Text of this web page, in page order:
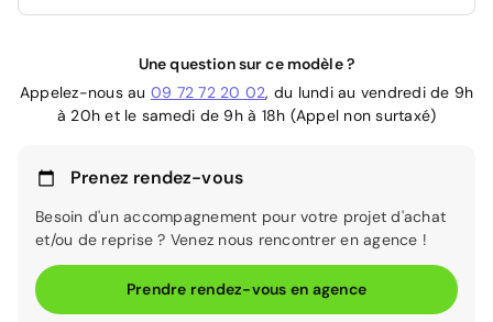
Une question sur ce modèle ?
Appelez-nous au 09 72 72 20 02, du lundi au vendredi de 9h
à 20h et le samedi de 9h à 18h (Appel non surtaxé)
Prenez rendez-vous
Besoin d'un accompagnement pour votre projet d'achat
et/ou de reprise ? Venez nous rencontrer en agence !
Prendre rendez-vous en agence